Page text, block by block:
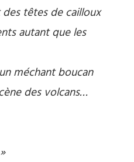
des têtes de cailloux
autant que les
méchant boucan
des volcans…